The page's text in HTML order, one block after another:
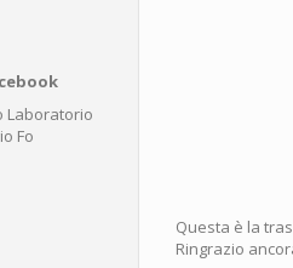
Laboratorio
Fo
Questa è la
Ringrazio